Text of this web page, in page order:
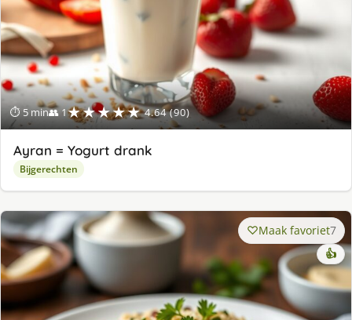
⏱ 5 min👥 1★★★★★ 4.64 (90)
Ayran = Yogurt drank
Bijgerechten
Maak favoriet7
👍